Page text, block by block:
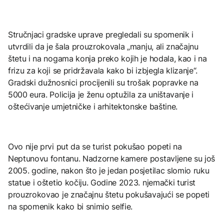
Stručnjaci gradske uprave pregledali su spomenik i
utvrdili da je šala prouzrokovala „manju, ali značajnu
štetu i na nogama konja preko kojih je hodala, kao i na
frizu za koji se pridržavala kako bi izbjegla klizanje“.
Gradski dužnosnici procijenili su trošak popravke na
5000 eura. Policija je ženu optužila za uništavanje i
oštećivanje umjetničke i arhitektonske baštine.
Ovo nije prvi put da se turist pokušao popeti na
Neptunovu fontanu. Nadzorne kamere postavljene su još
2005. godine, nakon što je jedan posjetilac slomio ruku
statue i oštetio kočiju. Godine 2023. njemački turist
prouzrokovao je značajnu štetu pokušavajući se popeti
na spomenik kako bi snimio selfie.